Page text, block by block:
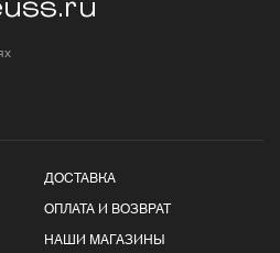
ДОСТАВКА
ОПЛАТА И ВОЗВРАТ
НАШИ МАГАЗИНЫ